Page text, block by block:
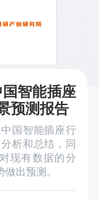
智能插座
预测报告
国智能插座行
析和总结，同
现有数据的分
出预测。